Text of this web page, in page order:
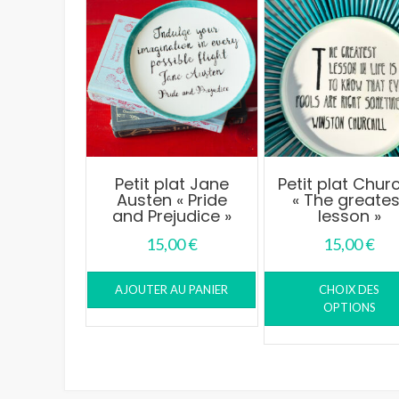
au
plus
ancien
Petit plat Jane
Austen « Pride
and Prejudice »
15,00€
AJOUTER AU PANIER
Petit plat
« The
lesson »
15,00€
CHOIX DES
OPTIONS